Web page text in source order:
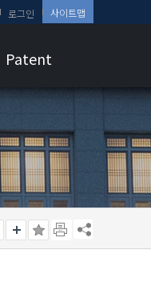
로그인 사이트맵
Patent